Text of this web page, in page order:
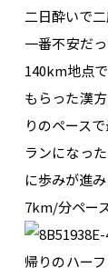
二日酔いで
一番不安だ
140km地点で
もらった漢
りのペース
ランになっ
に歩みが進み
7km/分ペー
帰りのハー